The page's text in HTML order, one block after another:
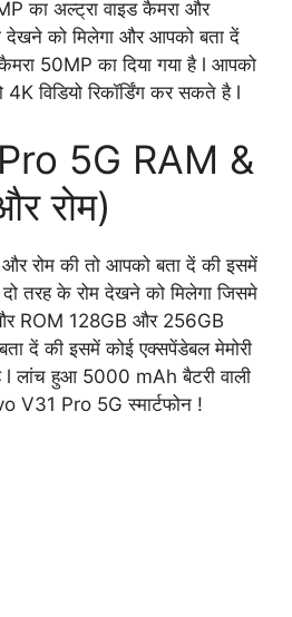
का अल्ट्रा वाइड कैमरा और
देखने को मिलेगा और आपको बता दें
50MP का दिया गया है l आपको
विडियो रिकॉर्डिंग कर सकते है l
5G RAM &
रोम)
रोम की तो आपको बता दें की इसमें
तरह के रोम देखने को मिलेगा जिसमे
ROM 128GB और 256GB
दें की इसमें कोई एक्सपेंडेबल मेमोरी
है l लांच हुआ 5000 mAh बैटरी वाली
V31 Pro 5G स्मार्टफोन !